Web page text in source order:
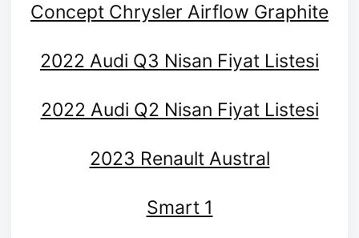
Concept Chrysler Airflow Graphite
2022 Audi Q3 Nisan Fiyat Listesi
2022 Audi Q2 Nisan Fiyat Listesi
2023 Renault Austral
Smart 1